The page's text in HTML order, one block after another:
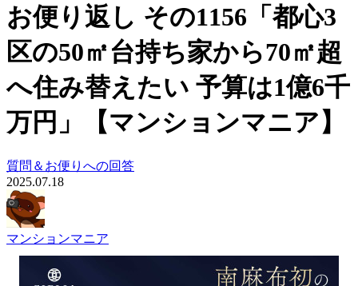
お便り返し その1156「都心3
区の50㎡台持ち家から70㎡超
へ住み替えたい 予算は1億6千
万円」【マンションマニア】
質問＆お便りへの回答
2025.07.18
マンションマニア